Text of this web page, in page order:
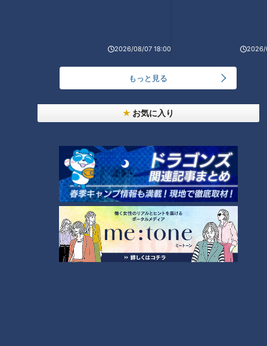
2026/08/07 18:00 2026/
もっと見る
お気に入り
朝の時間帯にくしゃみ・鼻水・目のかゆみなどのアレルギー症
に花粉の量が一番多いのは午前11～午後2時頃ですが、
時頃が最も辛いと答えた人が多く見られました。
＜朝に症状が出る理由＞
くしゃみや鼻水などのアレルギー症状は、アレルゲンによって
マスト細胞が刺激されヒスタミンなどの化学物質を放出する事
で起こります。ただし、マスト細胞は体内時計によって制御さ
れており、日中は反応が鈍く、夜になると活発になるのだと
か。そのため、朝起きたときに強く反応が出るそうです。